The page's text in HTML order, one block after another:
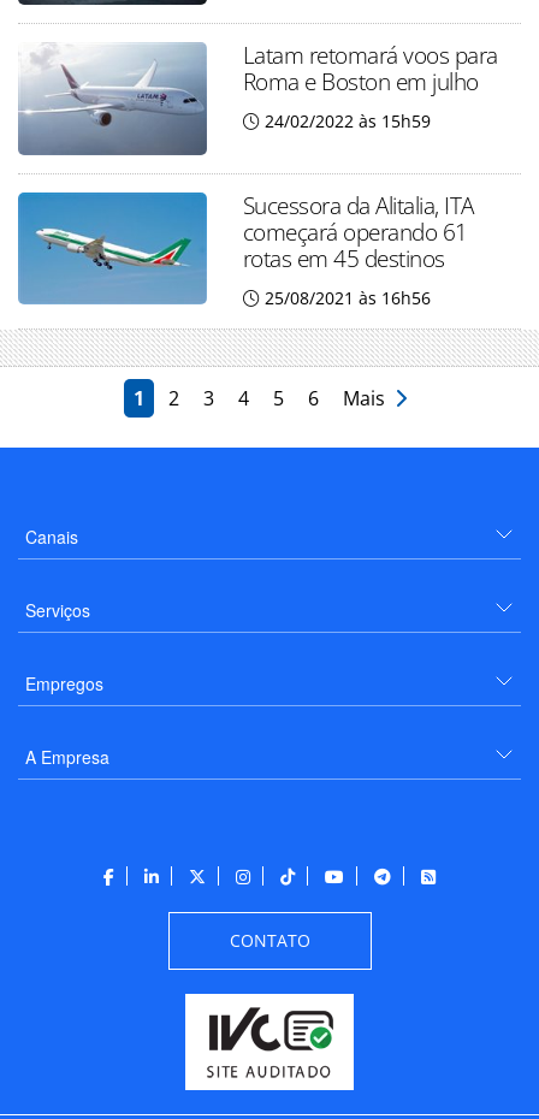
Latam retomará voos para
Roma e Boston em julho
24/02/2022 às 15h59
Sucessora da Alitalia, ITA
começará operando 61
rotas em 45 destinos
25/08/2021 às 16h56
1 2 3 4 5 6 Mais
Canais
Serviços
Empregos
A Empresa
CONTATO